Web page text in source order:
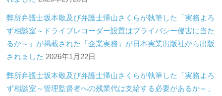
弊所弁護士坂本敬及び弁護士帰山さくらが執筆した「実務よろ
ず相談室～ドライブレコーダー設置はプライバシー侵害に当た
るか～」が掲載された「企業実務」が日本実業出版社から出版
されました 2026年1月22日
弊所弁護士坂本敬及び弁護士帰山さくらが執筆した「実務よろ
ず相談室～管理監督者への残業代は支給する必要があるか～」